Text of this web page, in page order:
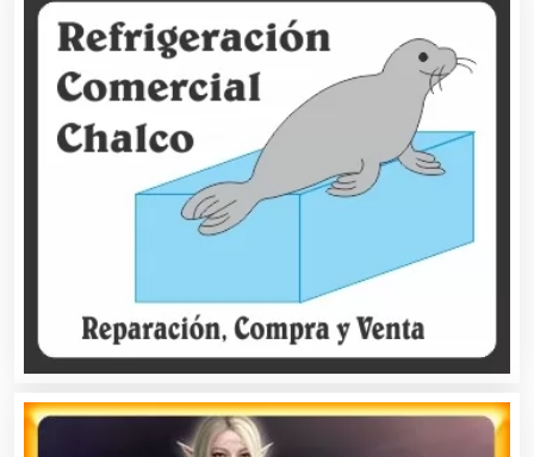
Agricultura y Ganadería
Agua Purificada
Aire Acondicionado
Alarmas
Albercas